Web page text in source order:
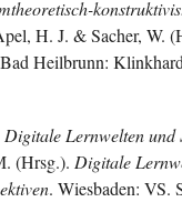
H. J. & Sacher, W.
Bad Heilbrunn:
Digitale Lernwelten und
(Hrsg.). Digitale
. Wiesbaden: VS.